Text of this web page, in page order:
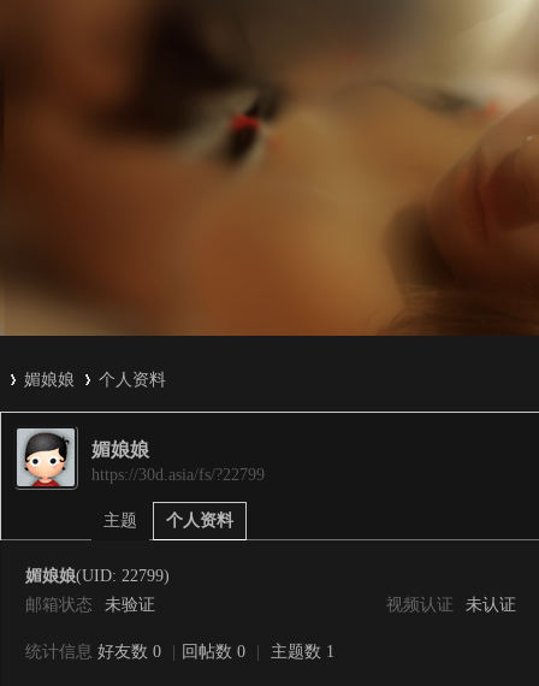
媚娘娘 个人资料
媚娘娘
https://30d.asia/fs/?22799
主题 个人资料
媚娘娘(UID: 22799)
邮箱状态
未验证 视频认证 未认证
统计信息 好友数 0 回帖数 0 主题数 1